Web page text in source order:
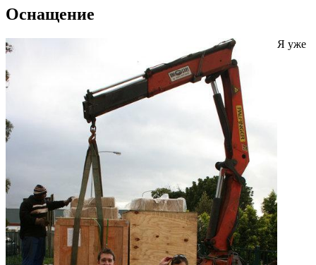
Оснащение
Я уже